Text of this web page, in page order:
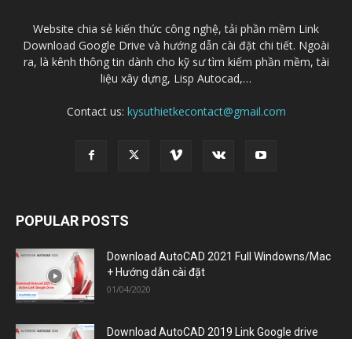
Website chia sẻ kiến thức công nghệ, tải phần mềm Link
Download Google Drive và hướng dẫn cài đặt chi tiết. Ngoài
ra, là kênh thông tin dành cho kỹ sư tìm kiếm phần mềm, tài
liệu xây dựng, Lisp Autocad,…
Contact us: kysuthietkecontact@gmail.com
POPULAR POSTS
Download AutoCAD 2021 Full Windowns/Mac
+ Hướng dẫn cài đặt
01/04/2020
Download AutoCAD 2019 Link Google drive